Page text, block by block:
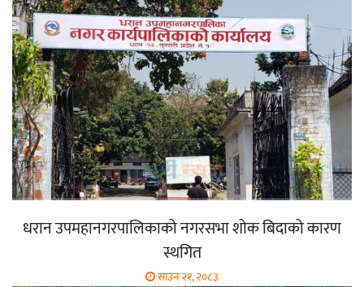
धरान उपमहानगरपालिकाको नगरसभा शोक बिदाको कारण
स्थगित
साउन २१, २०८३